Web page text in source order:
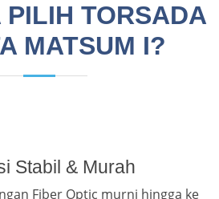
PILIH TORSADA
MATSUM I?
Stabil & Murah
Fiber Optic murni hingga ke